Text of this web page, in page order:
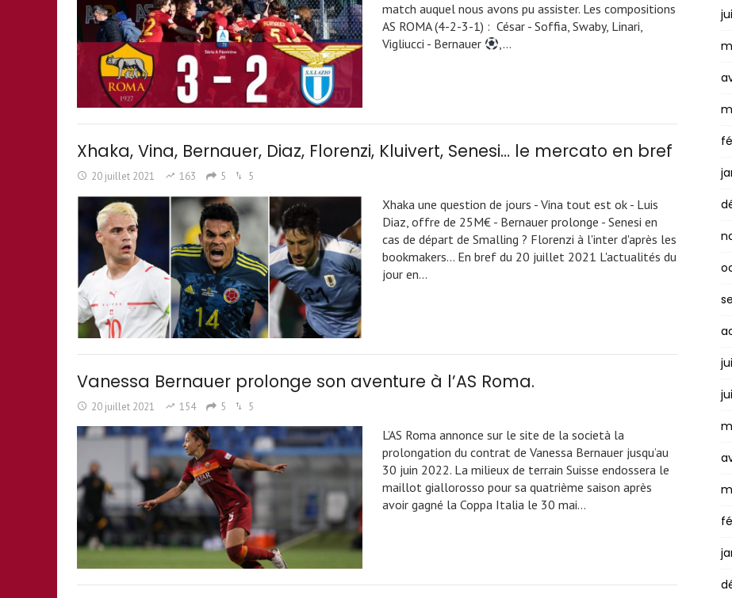
match auquel nous avons pu assister. Les compositions
AS ROMA (4-2-3-1) : César - Soffia, Swaby, Linari,
Vigliucci - Bernauer
,…
Xhaka, Vina, Bernauer, Diaz, Florenzi, Kluivert, Senesi… le mercato en bref
20 juillet 2021 163 5 5
Xhaka une question de jours - Vina tout est ok - Luis
Diaz, offre de 25M€ - Bernauer prolonge - Senesi en
cas de départ de Smalling ? Florenzi à l'inter d'après les
bookmakers... En bref du 20 juillet 2021 L'actualités du
jour en…
Vanessa Bernauer prolonge son aventure à l’AS Roma.
20 juillet 2021 154 5 5
L’AS Roma annonce sur le site de la società la
prolongation du contrat de Vanessa Bernauer jusqu’au
30 juin 2022. La milieux de terrain Suisse endossera le
maillot giallorosso pour sa quatrième saison après
avoir gagné la Coppa Italia le 30 mai…